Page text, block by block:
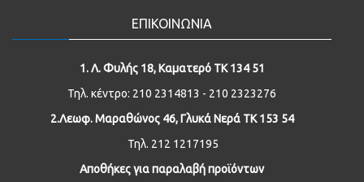
ΕΠΙΚΟΙΝΩΝΙΑ
1. Λ. Φυλής 18, Καματερό ΤΚ 134 51
Τηλ. κέντρο: 210 2314813 - 210 2323276
2.Λεωφ. Μαραθώνος 46, Γλυκά Νερά ΤΚ 153 54
Τηλ. 212 1217195
Αποθήκες για παραλαβή προϊόντων